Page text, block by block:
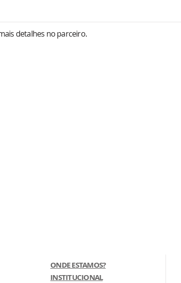
detalhes no parceiro.
ONDE ESTAMOS?
INSTITUCIONAL